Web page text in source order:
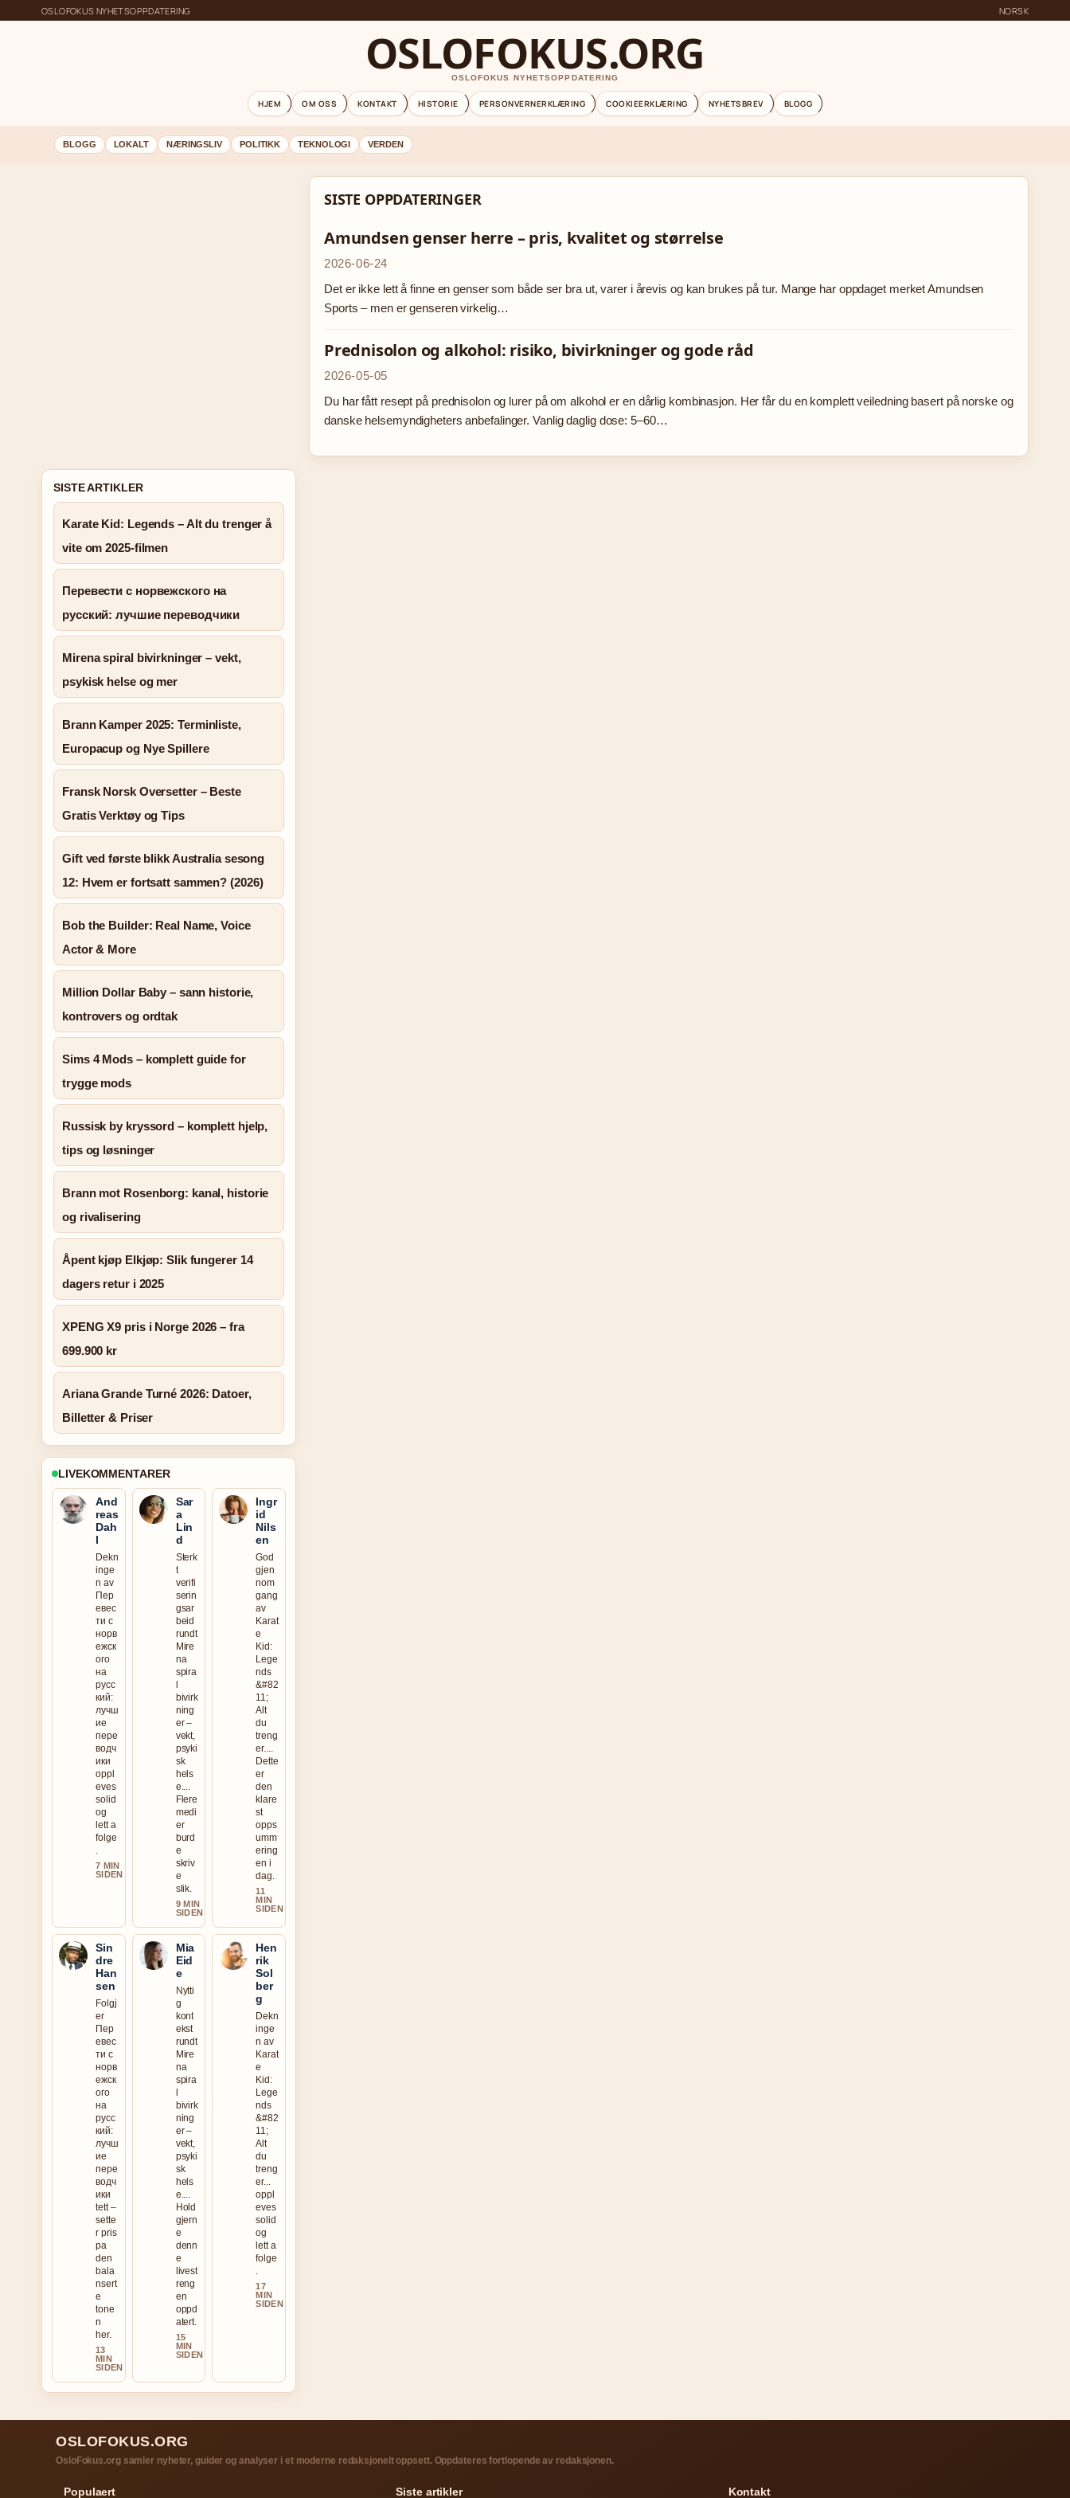
OSLOFOKUS NYHETSOPPDATERING NORSK
OSLOFOKUS.ORG
OSLOFOKUS NYHETSOPPDATERING
HJEM OM OSS KONTAKT HISTORIE PERSONVERNERKLÆRING COOKIEERKLÆRING NYHETSBREV BLOGG
BLOGG LOKALT NÆRINGSLIV POLITIKK TEKNOLOGI VERDEN
SISTE OPPDATERINGER
Amundsen genser herre – pris, kvalitet og størrelse
2026-06-24
Det er ikke lett å finne en genser som både ser bra ut, varer i årevis og kan brukes på tur. Mange har oppdaget merket Amundsen
Sports – men er genseren virkelig…
Prednisolon og alkohol: risiko, bivirkninger og gode råd
2026-05-05
Du har fått resept på prednisolon og lurer på om alkohol er en dårlig kombinasjon. Her får du en komplett veiledning basert på norske og
danske helsemyndigheters anbefalinger. Vanlig daglig dose: 5–60…
SISTE ARTIKLER
Karate Kid: Legends – Alt du trenger å
vite om 2025-filmen
Перевести с норвежского на
русский: лучшие переводчики
Mirena spiral bivirkninger – vekt,
psykisk helse og mer
Brann Kamper 2025: Terminliste,
Europacup og Nye Spillere
Fransk Norsk Oversetter – Beste
Gratis Verktøy og Tips
Gift ved første blikk Australia sesong
12: Hvem er fortsatt sammen? (2026)
Bob the Builder: Real Name, Voice
Actor & More
Million Dollar Baby – sann historie,
kontrovers og ordtak
Sims 4 Mods – komplett guide for
trygge mods
Russisk by kryssord – komplett hjelp,
tips og løsninger
Brann mot Rosenborg: kanal, historie
og rivalisering
Åpent kjøp Elkjøp: Slik fungerer 14
dagers retur i 2025
XPENG X9 pris i Norge 2026 – fra
699.900 kr
Ariana Grande Turné 2026: Datoer,
Billetter & Priser
LIVEKOMMENTARER
And
reas
Dah
l
Dekn
inge
n av
Пер
евес
ти с
норв
ежск
ого
на
русс
кий:
лучш
ие
пере
водч
ики
oppl
eves
solid
og
lett a
folge
.
7 MIN
SIDEN
Sar
a
Lin
d
Sterk
t
verifi
serin
gsar
beid
rundt
Mire
na
spira
bivirk
ning
er –
vekt,
psyki
sk
hels
e....
Flere
medi
er
burd
e
skriv
e
slik.
9 MIN
SIDEN
Ingr
id
Nils
en
God
gjen
nom
gang
av
Karat
e
Kid:
Lege
nds
&#82
11;
Alt
du
treng
er....
Dette
er
den
klare
st
opps
umm
ering
en i
dag.
11
MIN
SIDEN
Sin
dre
Han
sen
Folgj
er
Пер
евес
ти с
норв
ежск
ого
на
русс
кий:
лучш
ие
пере
водч
ики
tett –
sette
r pris
pa
den
bala
nsert
e
tone
n
her.
13
MIN
SIDEN
Mia
Eid
e
Nytti
g
kont
ekst
rundt
Mire
na
spira
bivirk
ning
er –
vekt,
psyki
sk
hels
e....
Hold
gjern
e
denn
e
livest
reng
en
oppd
atert.
15
MIN
SIDEN
Hen
rik
Sol
ber
g
Dekn
inge
n av
Karat
e
Kid:
Lege
nds
&#82
11;
Alt
du
treng
er...
oppl
eves
solid
og
lett a
folge
.
17
MIN
SIDEN
OSLOFOKUS.ORG
OsloFokus.org samler nyheter, guider og analyser i et moderne redaksjonelt oppsett. Oppdateres fortlopende av redaksjonen.
Populaert Siste artikler Kontakt